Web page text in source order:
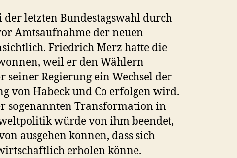
letzten Bundestagswahl durch
Amtsaufnahme der neuen
Friedrich Merz hatte die
weil er den Wählern
seiner Regierung ein Wechsel der
von Habeck und Co erfolgen wird.
sogenannten Transformation in
würde von ihm beendet,
ausgehen können, dass sich
erholen könne.